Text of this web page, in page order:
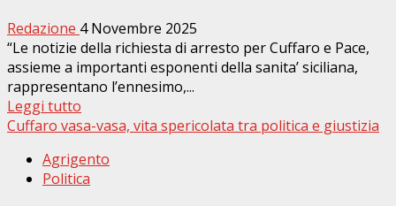
Redazione 4 Novembre 2025
“Le notizie della richiesta di arresto per Cuffaro e Pace,
assieme a importanti esponenti della sanita’ siciliana,
rappresentano l’ennesimo,...
Leggi tutto
Cuffaro vasa-vasa, vita spericolata tra politica e giustizia
Agrigento
Politica